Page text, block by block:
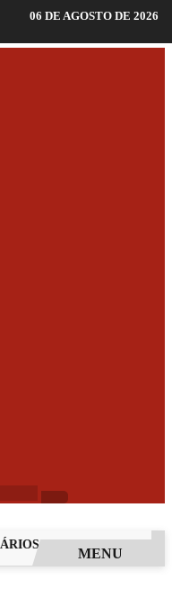
06 DE AGOSTO DE 2026
COM NIS DE FINAL 9
MENU